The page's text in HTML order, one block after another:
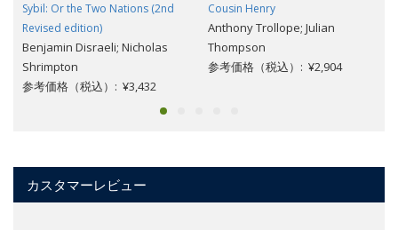
Sybil: Or the Two Nations (2nd
Revised edition)
Benjamin Disraeli; Nicholas
Shrimpton
参考価格（税込）: ¥3,432
Cousin Henry
Anthony Trollope; Julian
Thompson
参考価格（税込）: ¥2,904
カスタマーレビュー